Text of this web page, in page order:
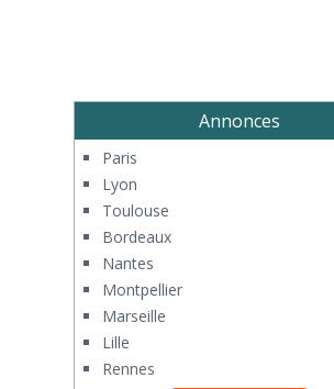
Annonces
Paris
Lyon
Toulouse
Bordeaux
Nantes
Montpellier
Marseille
Lille
Rennes